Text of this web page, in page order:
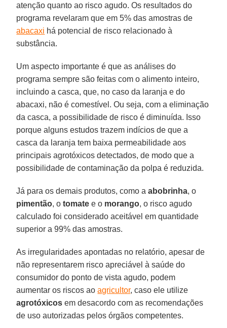
atenção quanto ao risco agudo. Os resultados do
programa revelaram que em 5% das amostras de
abacaxi há potencial de risco relacionado à
substância.
Um aspecto importante é que as análises do
programa sempre são feitas com o alimento inteiro,
incluindo a casca, que, no caso da laranja e do
abacaxi, não é comestível. Ou seja, com a eliminação
da casca, a possibilidade de risco é diminuída. Isso
porque alguns estudos trazem indícios de que a
casca da laranja tem baixa permeabilidade aos
principais agrotóxicos detectados, de modo que a
possibilidade de contaminação da polpa é reduzida.
Já para os demais produtos, como aabobrinha, o
pimentão, otomate e o morango, o risco agudo
calculado foi considerado aceitável em quantidade
superior a 99% das amostras.
As irregularidades apontadas no relatório, apesar de
não representarem risco apreciável à saúde do
consumidor do ponto de vista agudo, podem
aumentar os riscos aoagricultor, caso ele utilize
agrotóxicos em desacordo com as recomendações
de uso autorizadas pelos órgãos competentes.